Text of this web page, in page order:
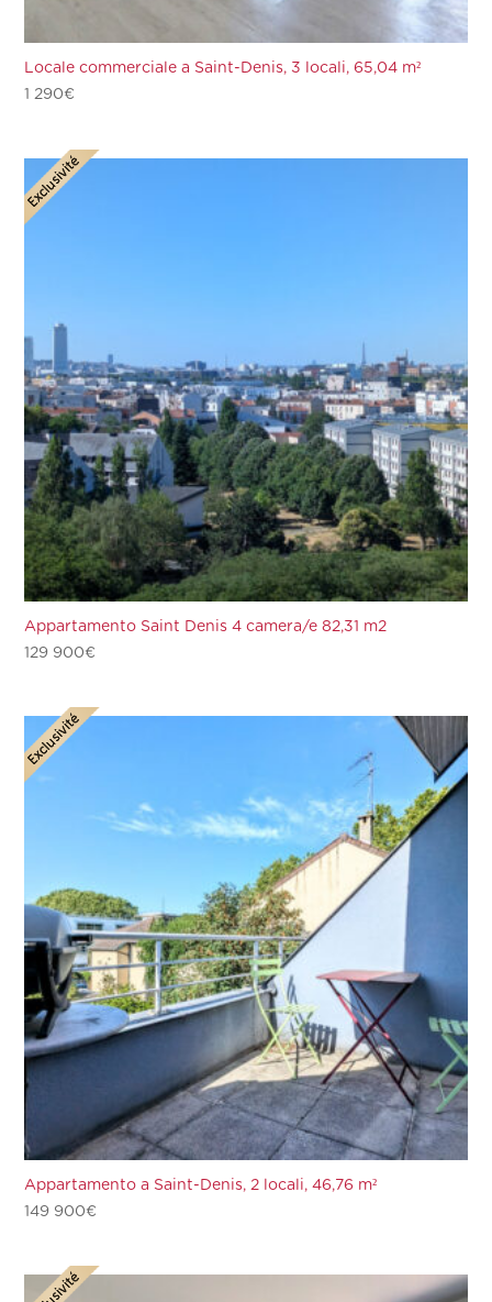
Locale commerciale a Saint-Denis, 3 locali, 65,04 m²
1 290€
Appartamento Saint Denis 4 camera/e 82,31 m2
129 900€
Appartamento a Saint-Denis, 2 locali, 46,76 m²
149 900€